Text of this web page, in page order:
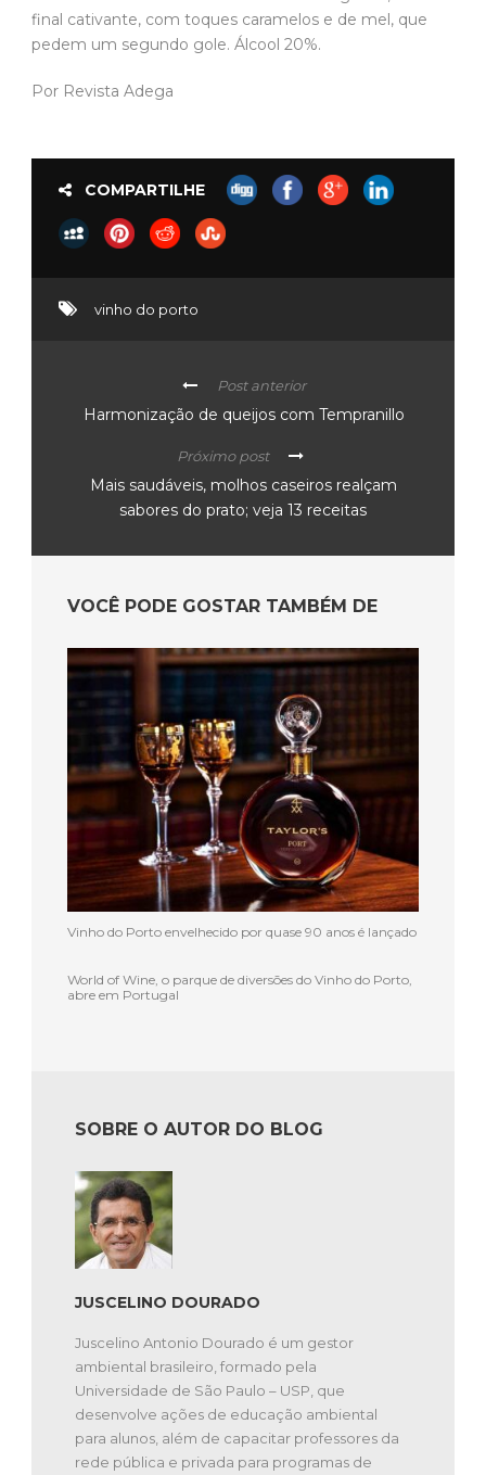
final cativante, com toques caramelos e de mel, que
pedem um segundo gole. Álcool 20%.
Por Revista Adega
COMPARTILHE
vinho do porto
Post anterior
Harmonização de queijos com Tempranillo
Próximo post
Mais saudáveis, molhos caseiros realçam
sabores do prato; veja 13 receitas
VOCÊ PODE GOSTAR TAMBÉM DE
Vinho do Porto envelhecido por quase 90 anos é lançado
World of Wine, o parque de diversões do Vinho do Porto,
abre em Portugal
SOBRE O AUTOR DO BLOG
JUSCELINO DOURADO
Juscelino Antonio Dourado é um gestor
ambiental brasileiro, formado pela
Universidade de São Paulo – USP, que
desenvolve ações de educação ambiental
para alunos, além de capacitar professores da
rede pública e privada para programas de